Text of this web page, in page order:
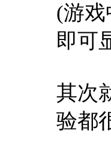
(游
即可
其次
验都